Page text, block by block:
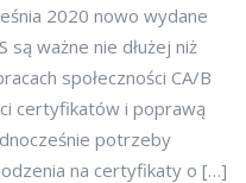
2020 nowo wydane
ważne nie dłużej niż
społeczności CA/B
certyfikatów i poprawą
potrzeby
na certyfikaty o […]